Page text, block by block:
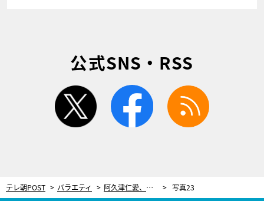
公式SNS・RSS
twitter facebook
テレ朝POST バラエティ 阿久津仁愛、丘山晴己、立石俊樹が高校生に！2.5次元俳優を丸裸にする新番組『Bハイ〜映えBOYZハイスクール』初回収録に密着！ 写真23